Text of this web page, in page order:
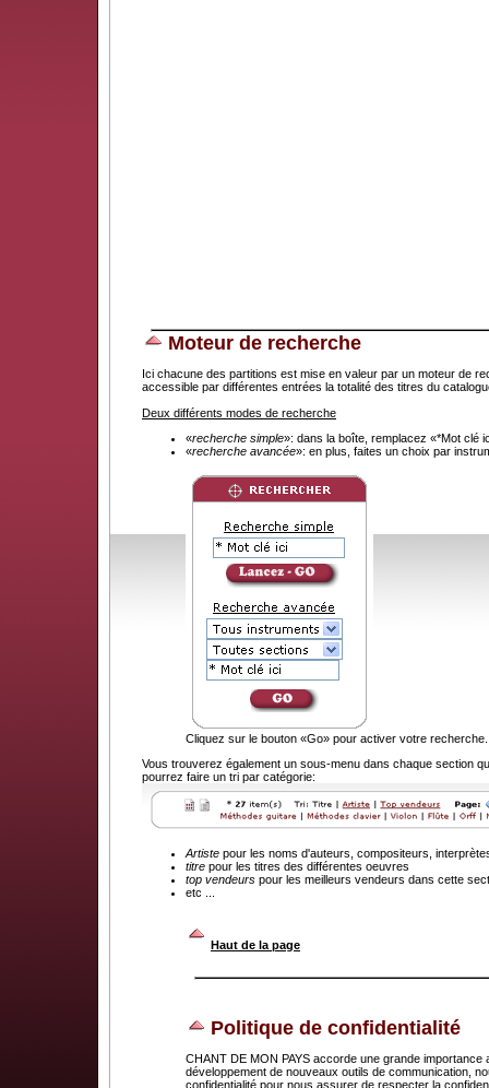
Moteur de recherche
Ici chacune des partitions est mise en valeur par un moteur de
accessible par différentes entrées la totalité des titres du
Deux différents modes de recherche
«recherche simple»: dans la boîte, remplacez «*Mot clé
«recherche avancée»: en plus, faites un choix par
Cliquez sur le bouton «Go» pour activer votre recherche.
Vous trouverez également un sous-menu dans chaque section
pourrez faire un tri par catégorie:
Artiste pour les noms d'auteurs, compositeurs,
titre pour les titres des différentes oeuvres
top vendeurs pour les meilleurs vendeurs dans cette
etc ...
Haut de la page
Politique de confidentialité
CHANT DE MON PAYS accorde une grande
développement de nouveaux outils de communication,
confidentialité pour nous assurer de respecter la